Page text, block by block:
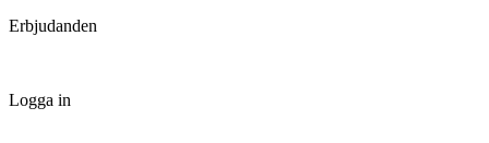
Erbjudanden
Logga in